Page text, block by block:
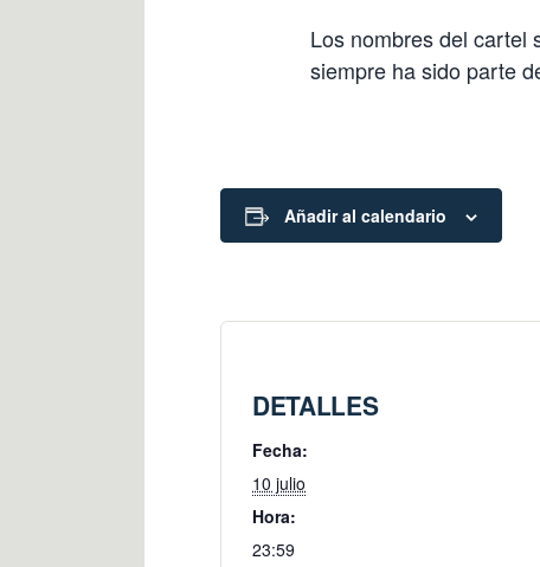
Los nombres del cartel
siempre ha sido parte
Añadir al calendario
DETALLES
Fecha:
10 julio
Hora:
23:59